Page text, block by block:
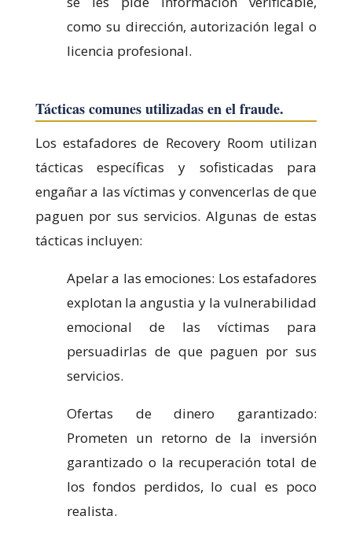
como su dirección, autorización legal o
licencia profesional.
Tácticas comunes utilizadas en el fraude.
Los estafadores de Recovery Room utilizan
tácticas específicas y sofisticadas para
engañar a las víctimas y convencerlas de que
paguen por sus servicios. Algunas de estas
tácticas incluyen:
Apelar a las emociones: Los estafadores
explotan la angustia y la vulnerabilidad
emocional de las víctimas para
persuadirlas de que paguen por sus
servicios.
Ofertas de dinero garantizado:
Prometen un retorno de la inversión
garantizado o la recuperación total de
los fondos perdidos, lo cual es poco
realista.